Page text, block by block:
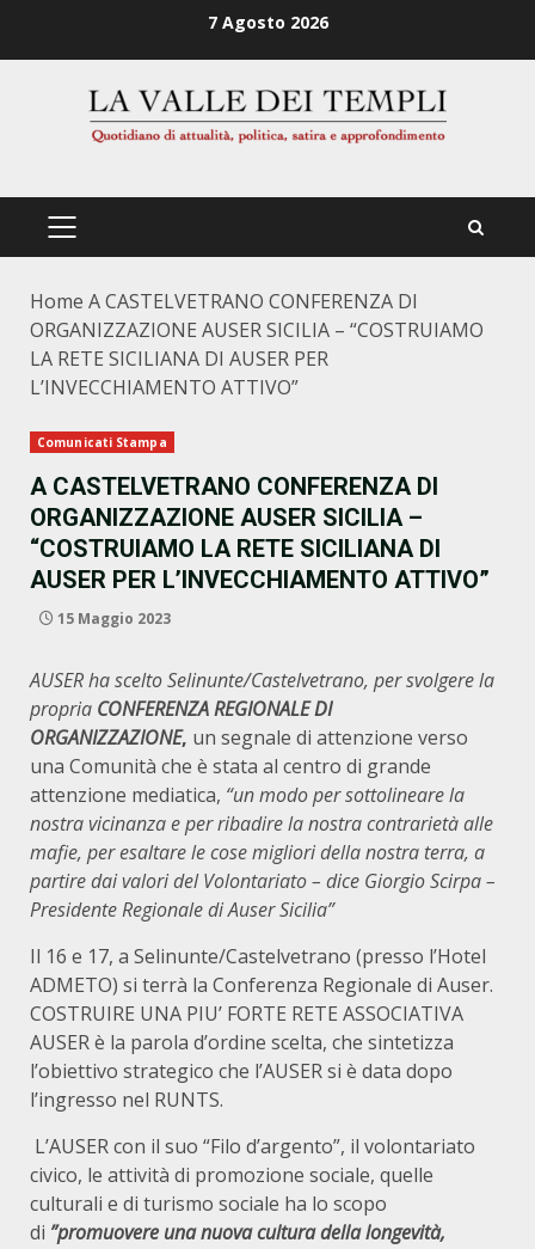
7 Agosto 2026
PRIMÄRES
Home A CASTELVETRANO CONFERENZA DI
ORGANIZZAZIONE AUSER SICILIA – “COSTRUIAMO
LA RETE SICILIANA DI AUSER PER
L’INVECCHIAMENTO ATTIVO”
Comunicati Stampa
A CASTELVETRANO CONFERENZA DI
ORGANIZZAZIONE AUSER SICILIA –
“COSTRUIAMO LA RETE SICILIANA DI
AUSER PER L’INVECCHIAMENTO ATTIVO”
15 Maggio 2023
AUSER ha scelto Selinunte/Castelvetrano, per svolgere la
propria CONFERENZA REGIONALE DI
ORGANIZZAZIONE, un segnale di attenzione verso
una Comunità che è stata al centro di grande
attenzione mediatica, “un modo per sottolineare la
nostra vicinanza e per ribadire la nostra contrarietà alle
mafie, per esaltare le cose migliori della nostra terra, a
partire dai valori del Volontariato – dice Giorgio Scirpa –
Presidente Regionale di Auser Sicilia”
Il 16 e 17, a Selinunte/Castelvetrano (presso l’Hotel
ADMETO) si terrà la Conferenza Regionale di Auser.
COSTRUIRE UNA PIU’ FORTE RETE ASSOCIATIVA
AUSER è la parola d’ordine scelta, che sintetizza
l’obiettivo strategico che l’AUSER si è data dopo
l’ingresso nel RUNTS.
L’AUSER con il suo “Filo d’argento”, il volontariato
civico, le attività di promozione sociale, quelle
culturali e di turismo sociale ha lo scopo
di ”promuovere una nuova cultura della longevità,